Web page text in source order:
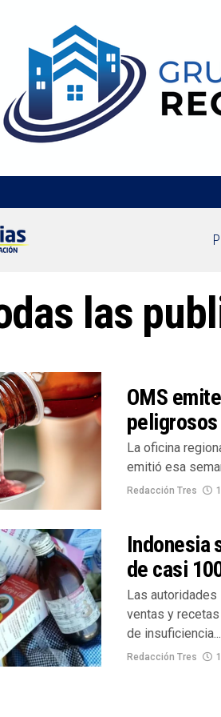
las
OMS
peligrosos
La oficina
emitió esa
Redacción Tres
Indonesia
de casi
Las
ventas y
de insuficiencia...
Redacción Tres